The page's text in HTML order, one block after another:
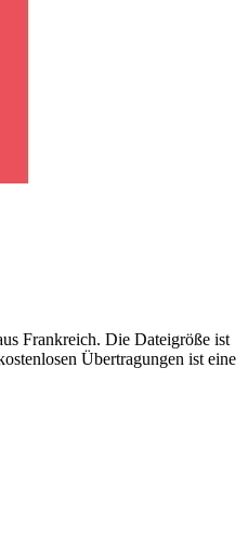
Frankreich. Die Dateigröße ist
Übertragungen ist eine